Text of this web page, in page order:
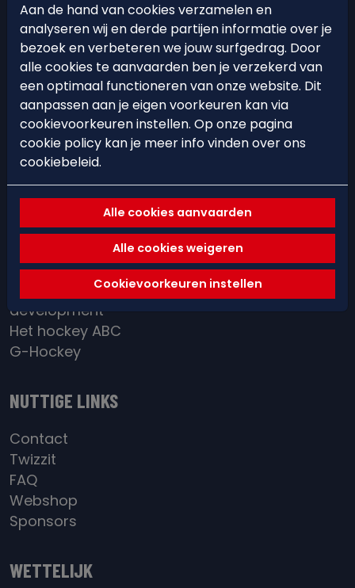
BEARS'ACADEMY
Lid worden
Starten met hockey
Trainingsschema
Ploegindeling
arbitrage
Red&Blue Academy
District / BeGold
development
Het hockey ABC
G-Hockey
EVENTS
Events
Hockeystages &
NUTTIGE LINKS
Contact
Twizzit
FAQ
Webshop
Sponsors
WETTELIJK
Aan de hand van cookies verzamelen en
analyseren wij en derde partijen informatie over je
bezoek en verbeteren we jouw surfgedrag. Door
alle cookies te aanvaarden ben je verzekerd van
een optimaal functioneren van onze website. Dit
aanpassen aan je eigen voorkeuren kan via
cookievoorkeuren instellen. Op onze pagina
cookie policy kan je meer info vinden over ons
cookiebeleid.
Alle cookies aanvaarden
Alle cookies weigeren
Cookievoorkeuren instellen